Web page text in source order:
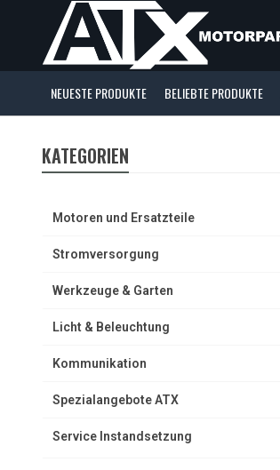
NEUESTE PRODUKTE BELIEBTE PRODUKTE
KATEGORIEN
Motoren und Ersatzteile
Stromversorgung
Werkzeuge & Garten
Licht & Beleuchtung
Kommunikation
Spezialangebote ATX
Service Instandsetzung